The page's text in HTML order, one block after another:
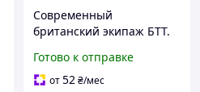
Современный
британский экипаж БТТ.
MINIART 37059
Готово к отправке
от52₴/мес